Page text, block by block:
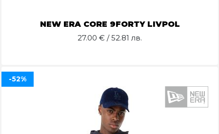
NEW ERA CORE 9FORTY LIVPOL
27.00 € / 52.81 лв.
-52%